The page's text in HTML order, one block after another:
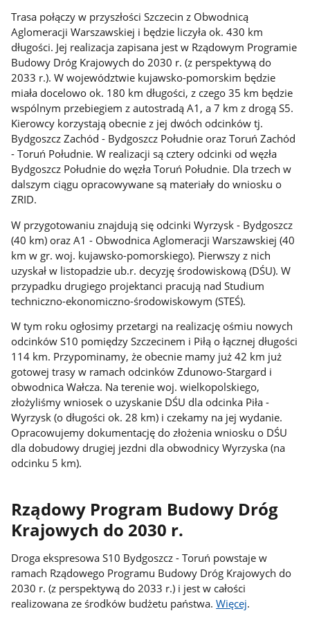
Trasa połączy w przyszłości Szczecin z Obwodnicą
Aglomeracji Warszawskiej i będzie liczyła ok. 430 km
długości. Jej realizacja zapisana jest w Rządowym Programie
Budowy Dróg Krajowych do 2030 r. (z perspektywą do
2033 r.). W województwie kujawsko-pomorskim będzie
miała docelowo ok. 180 km długości, z czego 35 km będzie
wspólnym przebiegiem z autostradą A1, a 7 km z drogą S5.
Kierowcy korzystają obecnie z jej dwóch odcinków tj.
Bydgoszcz Zachód - Bydgoszcz Południe oraz Toruń Zachód
- Toruń Południe. W realizacji są cztery odcinki od węzła
Bydgoszcz Południe do węzła Toruń Południe. Dla trzech w
dalszym ciągu opracowywane są materiały do wniosku o
ZRID.
W przygotowaniu znajdują się odcinki Wyrzysk - Bydgoszcz
(40 km) oraz A1 - Obwodnica Aglomeracji Warszawskiej (40
km w gr. woj. kujawsko-pomorskiego). Pierwszy z nich
uzyskał w listopadzie ub.r. decyzję środowiskową (DŚU). W
przypadku drugiego projektanci pracują nad Studium
techniczno-ekonomiczno-środowiskowym (STEŚ).
W tym roku ogłosimy przetargi na realizację ośmiu nowych
odcinków S10 pomiędzy Szczecinem i Piłą o łącznej długości
114 km. Przypominamy, że obecnie mamy już 42 km już
gotowej trasy w ramach odcinków Zdunowo-Stargard i
obwodnica Wałcza. Na terenie woj. wielkopolskiego,
złożyliśmy wniosek o uzyskanie DŚU dla odcinka Piła -
Wyrzysk (o długości ok. 28 km) i czekamy na jej wydanie.
Opracowujemy dokumentację do złożenia wniosku o DŚU
dla dobudowy drugiej jezdni dla obwodnicy Wyrzyska (na
odcinku 5 km).
Rządowy Program Budowy Dróg
Krajowych do 2030 r.
Droga ekspresowa S10 Bydgoszcz - Toruń powstaje w
ramach Rządowego Programu Budowy Dróg Krajowych do
2030 r. (z perspektywą do 2033 r.) i jest w całości
realizowana ze środków budżetu państwa.Więcej.